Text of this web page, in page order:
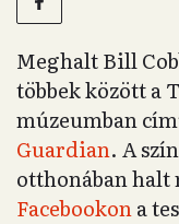
Meghalt Bill
többek között a
múzeumban
Guardian. A
otthonában halt
Facebookona